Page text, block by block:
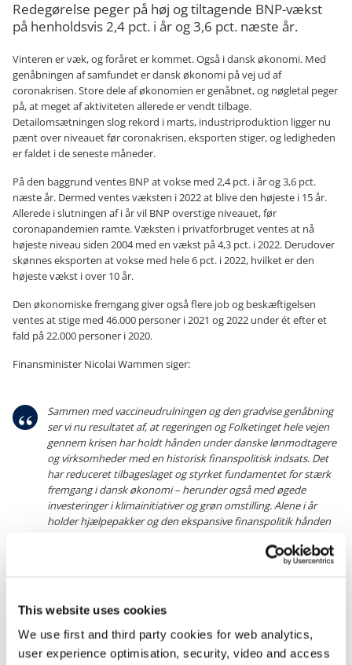
This website uses cookies
We use first and third party cookies for web analytics,
user experience optimisation, security, video and access
Redegørelse peger på høj og tiltagende BNP-vækst
på henholdsvis 2,4 pct. i år og 3,6 pct. næste år.
Vinteren er væk, og foråret er kommet. Også i dansk økonomi. Med
genåbningen af samfundet er dansk økonomi på vej ud af
coronakrisen. Store dele af økonomien er genåbnet, og nøgletal peger
på, at meget af aktiviteten allerede er vendt tilbage.
Detailomsætningen slog rekord i marts, industriproduktion ligger nu
pænt over niveauet før coronakrisen, eksporten stiger, og ledigheden
er faldet i de seneste måneder.
På den baggrund ventes BNP at vokse med 2,4 pct. i år og 3,6 pct.
næste år. Dermed ventes væksten i 2022 at blive den højeste i 15 år.
Allerede i slutningen af i år vil BNP overstige niveauet, før
coronapandemien ramte. Væksten i privatforbruget ventes at nå
højeste niveau siden 2004 med en vækst på 4,3 pct. i 2022. Derudover
skønnes eksporten at vokse med hele 6 pct. i 2022, hvilket er den
højeste vækst i over 10 år.
Den økonomiske fremgang giver også flere job og beskæftigelsen
ventes at stige med 46.000 personer i 2021 og 2022 under ét efter et
fald på 22.000 personer i 2020.
Finansminister Nicolai Wammen siger:
Sammen med vaccineudrulningen og den gradvise genåbning
ser vi nu resultatet af, at regeringen og Folketinget hele vejen
gennem krisen har holdt hånden under danske lønmodtagere
og virksomheder med en historisk finanspolitisk indsats. Det
har reduceret tilbageslaget og styrket fundamentet for stærk
fremgang i dansk økonomi – herunder også med øgede
investeringer i klimainitiativer og grøn omstilling. Alene i år
holder hjælpepakker og den ekspansive finanspolitik hånden
forhold til tilbagegangen og i forhold til, hvor hurtigt aktiviteten er
vendt tilbage. Der er i høj grad tale om en økonomi i to hastigheder.
Så selvom der tegner sig en stærk og hurtig fremgang for store dele af